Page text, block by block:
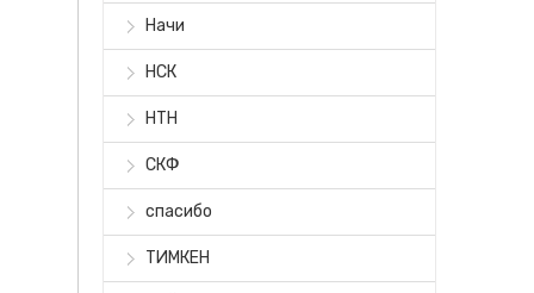
Начи
НСК
НТН
СКФ
спасибо
ТИМКЕН